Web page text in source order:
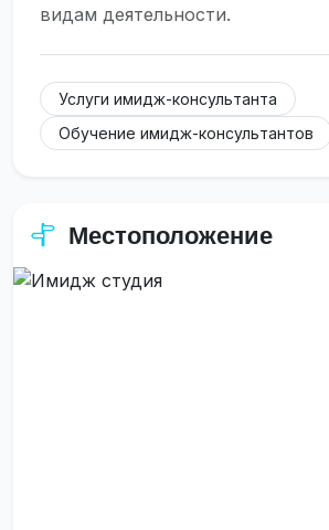
видам деятельности.
Услуги имидж-консультанта
Обучение имидж-консультантов
Местоположение